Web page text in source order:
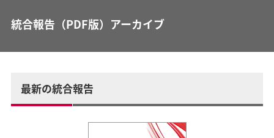
統合報告（PDF版）アーカイブ
最新の統合報告